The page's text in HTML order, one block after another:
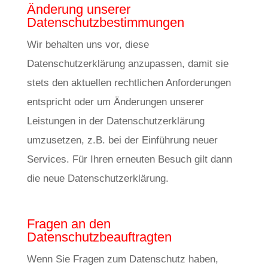
Änderung unserer
Datenschutzbestimmungen
Wir behalten uns vor, diese
Datenschutzerklärung anzupassen, damit sie
stets den aktuellen rechtlichen Anforderungen
entspricht oder um Änderungen unserer
Leistungen in der Datenschutzerklärung
umzusetzen, z.B. bei der Einführung neuer
Services. Für Ihren erneuten Besuch gilt dann
die neue Datenschutzerklärung.
Fragen an den
Datenschutzbeauftragten
Wenn Sie Fragen zum Datenschutz haben,